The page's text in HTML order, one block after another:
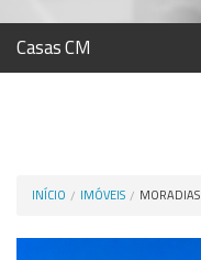
Casas CM
INÍCIO IMÓVEIS MORADIAS